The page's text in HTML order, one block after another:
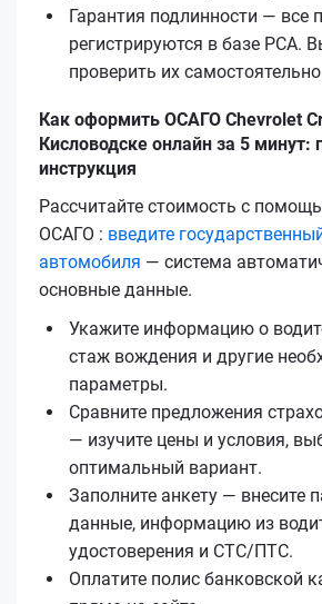
Гарантия подлинности — все
регистрируются в базе РСА.
проверить их
Как оформить ОСАГО Chevrolet
Кисловодске онлайн за 5 минут:
инструкция
Рассчитайте стоимость с
ОСАГО : введите
автомобиля — система
основные данные.
Укажите информацию о
стаж вождения и другие
параметры.
Сравните предложения
— изучите цены и условия,
оптимальный вариант.
Заполните анкету — внесите
данные, информацию из
удостоверения и СТС/ПТС.
Оплатите полис банковской